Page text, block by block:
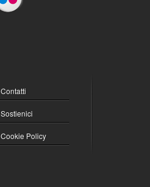
Contatti
Sostienici
Cookie Policy